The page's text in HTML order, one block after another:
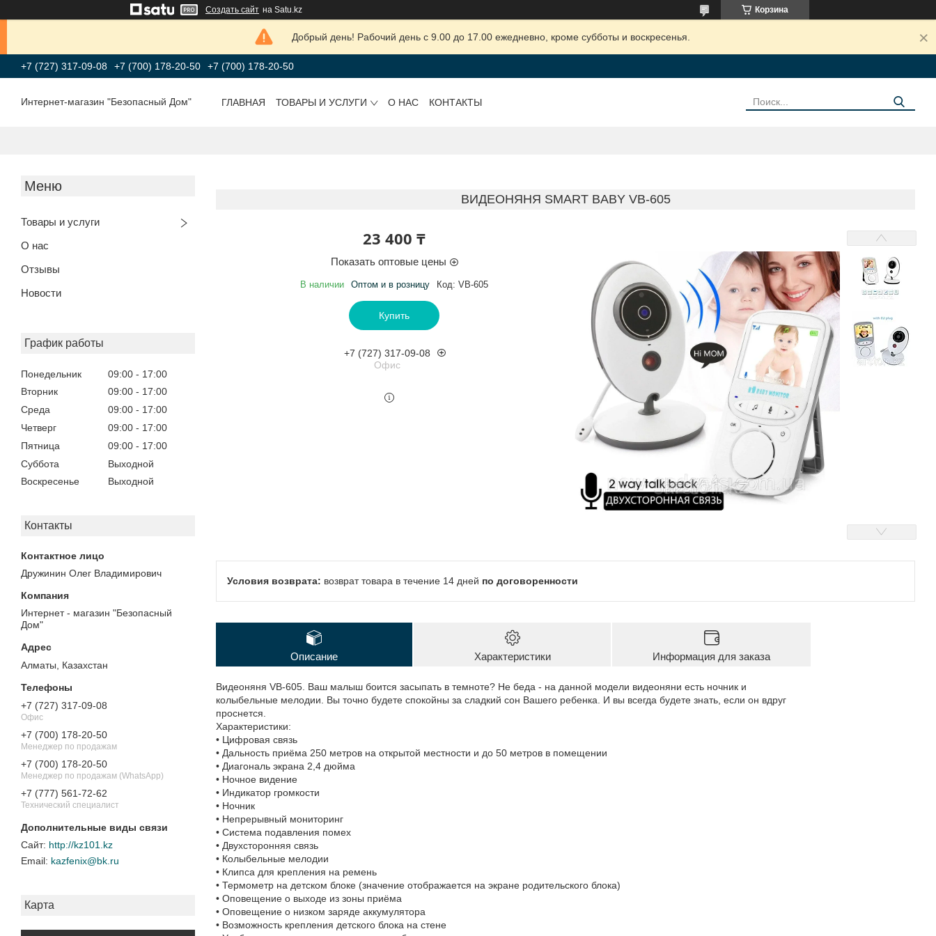
Создать сайт на Satu.kz Корзина
Добрый день! Рабочий день с 9.00 до 17.00 ежедневно, кроме субботы и воскресенья.
+7 (727) 317-09-08 +7 (700) 178-20-50 +7 (700) 178-20-50
Интернет-магазин "Безопасный Дом" ГЛАВНАЯ ТОВАРЫ И УСЛУГИ О НАС КОНТАКТЫ
Товары и услуги
О нас
Отзывы
Новости
График работы
Понедельник 09:00
17:00
Вторник
09:00
17:00
Среда
09:00
17:00
Четверг
09:00
17:00
Пятница
09:00
17:00
Суббота
Выходной
Воскресенье
Выходной
Контакты
Дружинин Олег Владимирович
Интернет - магазин "Безопасный
Дом"
Алматы, Казахстан
+7 (727) 317-09-08
Офис
+7 (700) 178-20-50
Менеджер по продажам
+7 (700) 178-20-50
Менеджер по продажам (WhatsApp)
+7 (777) 561-72-62
Технический специалист
http://kz101.kz
kazfenix@bk.ru
Карта
ВИДЕОНЯНЯ SMART BABY VB-605
23 400 ₸
Показать оптовые цены
В наличии Оптом и в розницу Код: VB-605
Купить
+7 (727) 317-09-08
Офис
возврат товара в течение 14 дней по договоренности
Описание Характеристики Информация для заказа
Видеоняня VB-605. Ваш малыш боится засыпать в темноте? Не беда - на данной модели видеоняни есть ночник и
колыбельные мелодии. Вы точно будете спокойны за сладкий сон Вашего ребенка. И вы всегда будете знать, если он вдруг
проснется.
Характеристики:
• Цифровая связь
• Дальность приёма 250 метров на открытой местности и до 50 метров в помещении
• Диагональ экрана 2,4 дюйма
• Ночное видение
• Индикатор громкости
• Ночник
• Непрерывный мониторинг
• Система подавления помех
• Двухсторонняя связь
• Колыбельные мелодии
• Клипса для крепления на ремень
• Термометр на детском блоке (значение отображается на экране родительского блока)
• Оповещение о выходе из зоны приёма
• Оповещение о низком заряде аккумулятора
• Возможность крепления детского блока на стене